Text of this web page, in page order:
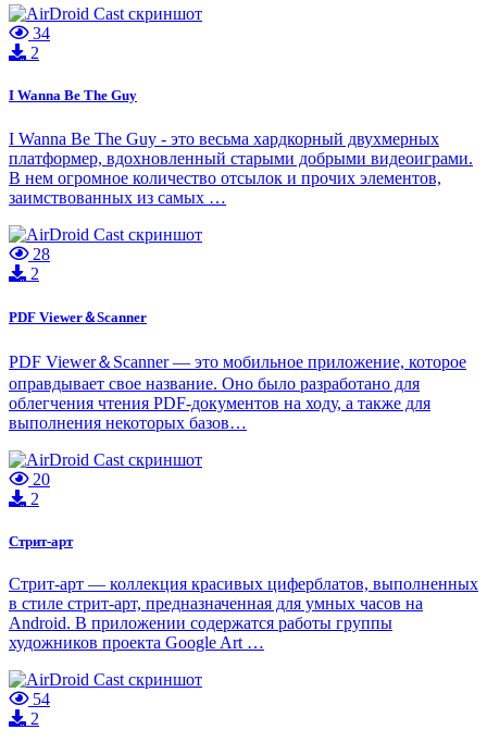
34
2
I Wanna Be The Guy
I Wanna Be The Guy - это весьма хардкорный двухмерных
платформер, вдохновленный старыми добрыми видеоиграми.
В нем огромное количество отсылок и прочих элементов,
заимствованных из самых …
28
2
PDF Viewer＆Scanner
PDF Viewer＆Scanner — это мобильное приложение, которое
оправдывает свое название. Оно было разработано для
облегчения чтения PDF-документов на ходу, а также для
выполнения некоторых базов…
20
2
Стрит-арт
Стрит-арт — коллекция красивых циферблатов, выполненных
в стиле стрит-арт, предназначенная для умных часов на
Android. В приложении содержатся работы группы
художников проекта Google Art …
54
2